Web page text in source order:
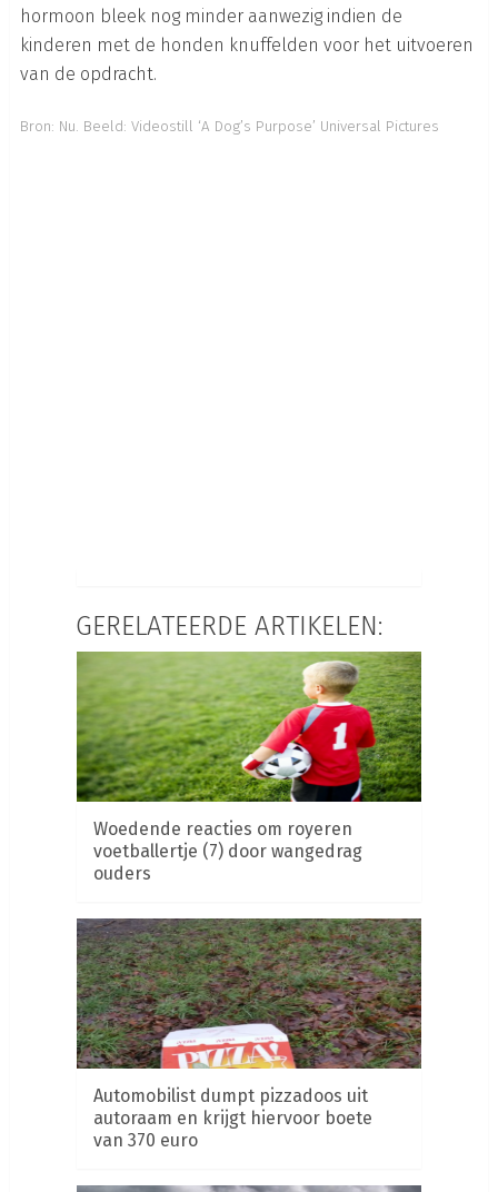
hormoon bleek nog minder aanwezig indien de
kinderen met de honden knuffelden voor het uitvoeren
van de opdracht.
Bron: Nu. Beeld: Videostill ‘A Dog’s Purpose’ Universal Pictures
GERELATEERDE ARTIKELEN:
Woedende reacties om royeren
voetballertje (7) door wangedrag
ouders
Automobilist dumpt pizzadoos uit
autoraam en krijgt hiervoor boete
van 370 euro